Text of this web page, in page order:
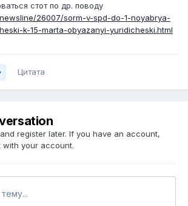
стот по др. поводу
26007/sorm-v-spd-do-1-noyabrya-
k-15-marta-obyazanyi-yuridicheski.html
Цитата
register later. If you have an account,
with your account.